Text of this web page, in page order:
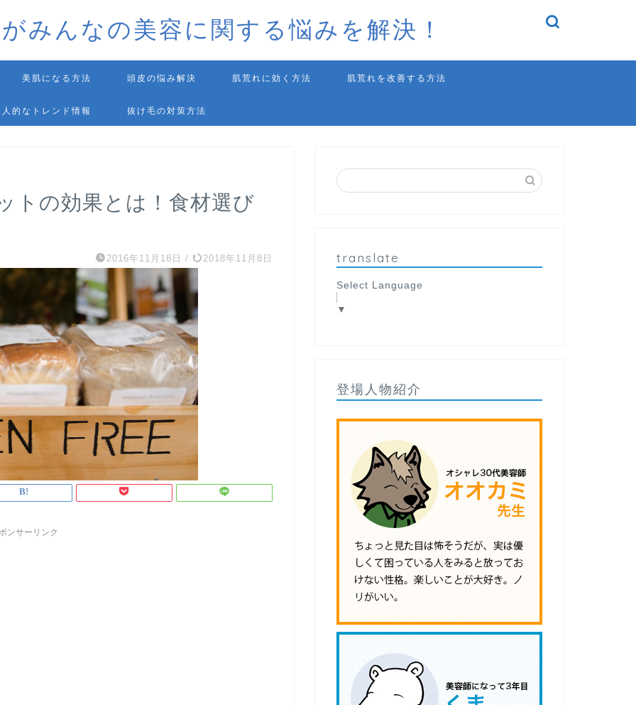
みんなの美容に関する悩みを解決！
美肌になる方法 頭皮の悩み解決 肌荒れに効く方法 肌荒れを改善する方法
人的なトレンド情報 抜け毛の対策方法
トの効果とは！食材選び
2016年11月18日 / 2018年11月8日
ンサーリンク
translate
Select Language
▼
登場人物紹介